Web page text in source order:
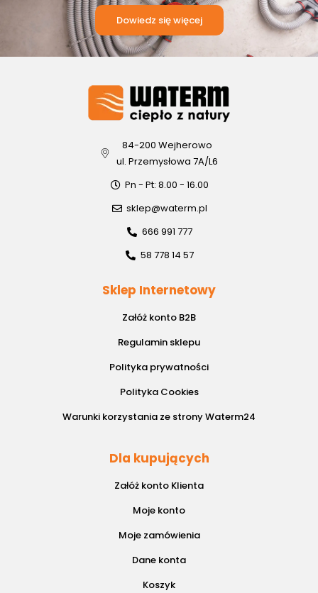
Dowiedz się więcej
84-200 Wejherowo
ul. Przemysłowa 7A/L6
Pn - Pt: 8.00 - 16.00
sklep@waterm.pl
666 991 777
58 778 14 57
Sklep Internetowy
Załóż konto B2B
Regulamin sklepu
Polityka prywatności
Polityka Cookies
Warunki korzystania ze strony Waterm24
Dla kupujących
Załóż konto Klienta
Moje konto
Moje zamówienia
Dane konta
Koszyk